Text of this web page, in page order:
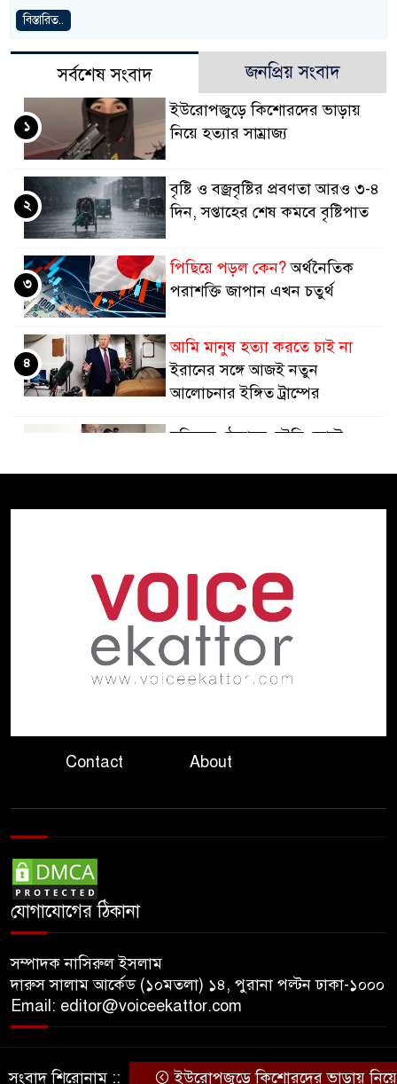
বিস্তারিত..
সর্বশেষ সংবাদ জনপ্রিয় সংবাদ
ইউরোপজুড়ে কিশোরদের ভাড়ায়
নিয়ে হত্যার সাম্রাজ্য
১
বৃষ্টি ও বজ্রবৃষ্টির প্রবণতা আরও ৩-৪
দিন, সপ্তাহের শেষ কমবে বৃষ্টিপাত
২
পিছিয়ে পড়ল কেন?অর্থনৈতিক
পরাশক্তি জাপান এখন চতুর্থ
৩
আমি মানুষ হত্যা করতে চাই না
ইরানের সঙ্গে আজই নতুন
আলোচনার ইঙ্গিত ট্রাম্পের
৪
হুতিদের ঠেকাতে সৌদি জোটে,
কোটি টাকার যন্ত্র
প্রধানমন্ত্রীর সঙ্গে যুক্তরাষ্ট্রের দক্ষিণ ও
মধ্য এশিয়াবিষয়ক বিশেষ দূতের
সাক্ষাৎ
পড়ে প্রাণ হারালেন দুই পর্যটক
৯
১০
Contact About
যোগাযোগের ঠিকানা
সম্পাদক নাসিরুল ইসলাম
দারুস সালাম আর্কেড (১০মতলা) ১৪, পুরানা পল্টন ঢাকা-১০০০
Email: editor@voiceekattor.com
© Copyright By © Voice Ekattor
সংবাদ শিরোনাম :: ইউরোপজুড়ে কিশোরদের ভাড়ায় নিয়ে